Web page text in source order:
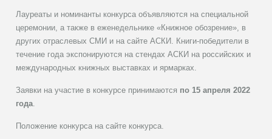
Лауреаты и номинанты конкурса объявляются на специальной
церемонии, а также в еженедельнике «Книжное обозрение», в
других отраслевых СМИ и на сайте АСКИ. Книги-победители в
течение года экспонируются на стендах АСКИ на российских и
международных книжных выставках и ярмарках.
Заявки на участие в конкурсе принимаются по 15 апреля 2022
года.
Положение конкурса на сайте конкурса.